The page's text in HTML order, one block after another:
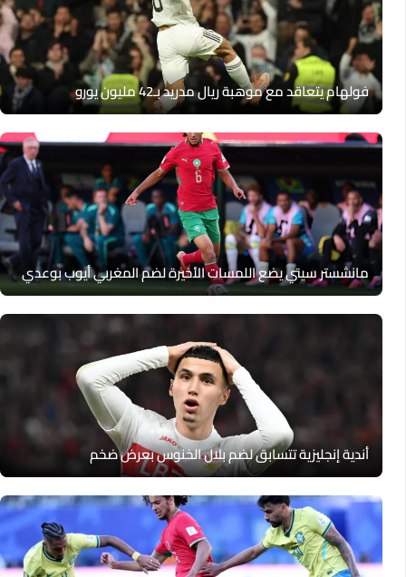
فولهام يتعاقد مع موهبة ريال مدريد بـ42 مليون يورو
مانشستر سيتي يضع اللمسات الأخيرة لضم المغربي أيوب بوعدي
أندية إنجليزية تتسابق لضم بلال الخنوس بعرض ضخم